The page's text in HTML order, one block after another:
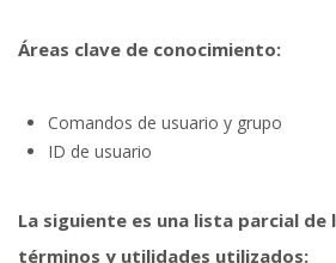
Áreas clave de conocimiento:
Comandos de usuario y grupo
ID de usuario
La siguiente es una lista parcial de
términos y utilidades utilizados: